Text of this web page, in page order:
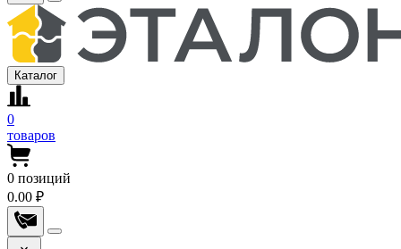
Каталог
0
товаров
0 позиций
0.00 ₽